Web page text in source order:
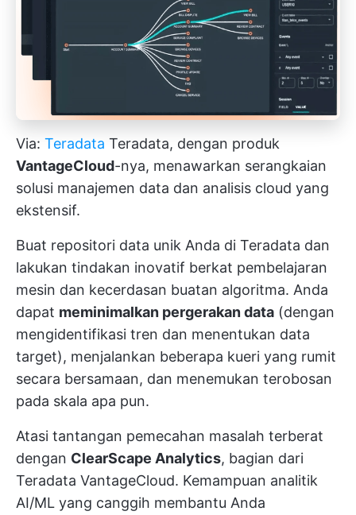
Via: Teradata Teradata, dengan produk
VantageCloud-nya, menawarkan serangkaian
solusi manajemen data dan analisis cloud yang
ekstensif.
Buat repositori data unik Anda di Teradata dan
lakukan tindakan inovatif berkat pembelajaran
mesin dan kecerdasan buatan algoritma. Anda
dapat meminimalkan pergerakan data (dengan
mengidentifikasi tren dan menentukan data
target), menjalankan beberapa kueri yang rumit
secara bersamaan, dan menemukan terobosan
pada skala apa pun.
Atasi tantangan pemecahan masalah terberat
dengan ClearScape Analytics, bagian dari
Teradata VantageCloud. Kemampuan analitik
AI/ML yang canggih membantu Anda